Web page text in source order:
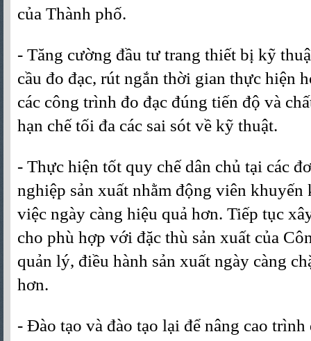
của Thành phố.
- Tăng cường đầu tư trang thiết bị kỹ
cầu đo đạc, rút ngắn thời gian thực hiện
các công trình đo đạc đúng tiến độ và
hạn chế tối đa các sai sót về kỹ thuật.
- Thực hiện tốt quy chế dân chủ tại các
nghiệp sản xuất nhằm động viên
việc ngày càng hiệu quả hơn. Tiếp tục
cho phù hợp với đặc thù sản xuất của
quản lý, điều hành sản xuất ngày càng
hơn.
- Đào tạo và đào tạo lại để nâng cao